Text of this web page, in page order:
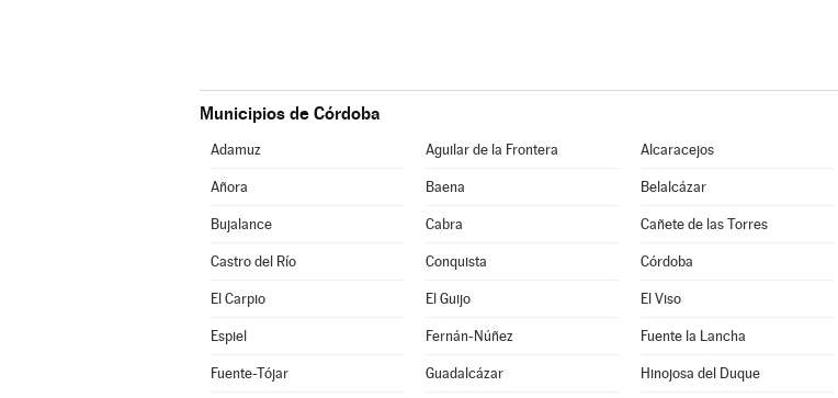
Municipios de Córdoba
Adamuz Aguilar de la Frontera Alcaracejos
Añora Baena Belalcázar
Bujalance Cabra Cañete de las Torres
Castro del Río Conquista Córdoba
El Carpio El Guijo El Viso
Espiel Fernán-Núñez Fuente la Lancha
Fuente-Tójar Guadalcázar Hinojosa del Duque